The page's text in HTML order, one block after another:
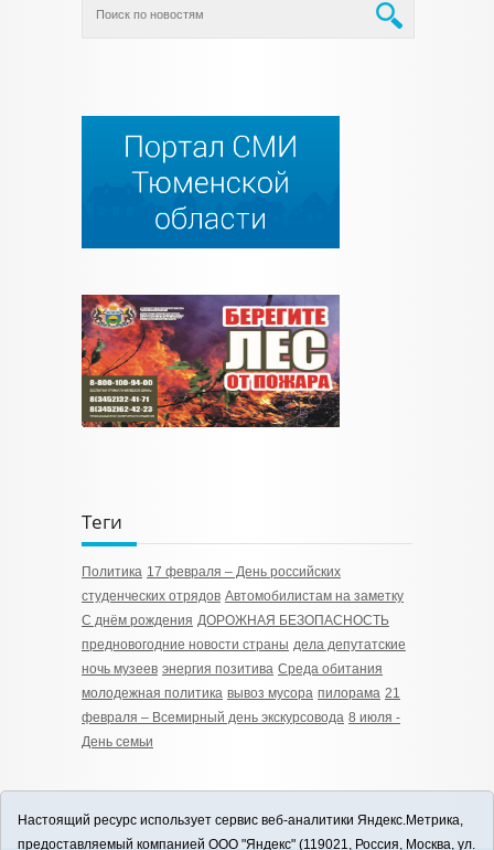
Теги
Политика 17 февраля – День российских
студенческих отрядов Автомобилистам на заметку
С днём рождения ДОРОЖНАЯ БЕЗОПАСНОСТЬ
предновогодние новости страны дела депутатские
ночь музеев энергия позитива Среда обитания
молодежная политика вывоз мусора пилорама 21
февраля – Всемирный день экскурсовода 8 июля -
День семьи
Настоящий ресурс использует сервис веб-аналитики Яндекс.Метрика,
предоставляемый компанией ООО "Яндекс" (119021, Россия, Москва, ул.